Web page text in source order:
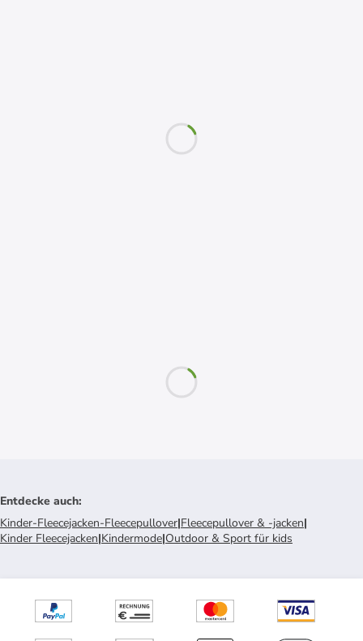
Entdecke auch:
Kinder-Fleecejacken-Fleecepullover|Fleecepullover & -jacken|
Kinder Fleecejacken|Kindermode|Outdoor & Sport für kids